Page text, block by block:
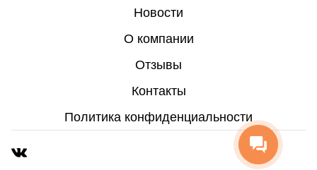
Доставка и оплата
Новости
О компании
Отзывы
Войти
Новости
О компании
Отзывы
Контакты
Политика конфиденциальности